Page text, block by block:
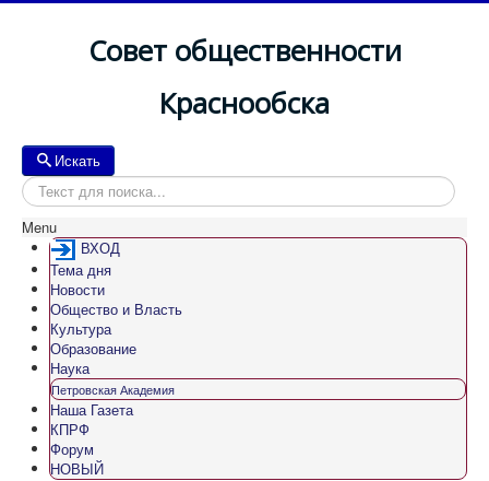
Совет общественности
Краснообска
Искать
Menu
ВХОД
Тема дня
Новости
Общество и Власть
Культура
Образование
Наука
Петровская Академия
Наша Газета
КПРФ
Форум
НОВЫЙ